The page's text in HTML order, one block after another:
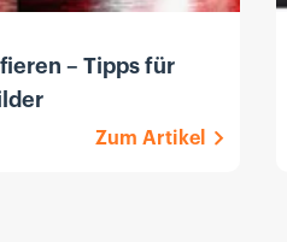
– Tipps für
Zum Artikel